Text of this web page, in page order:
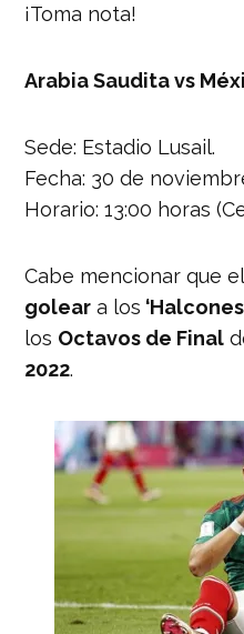
¡Toma nota!
Arabia Saudita vs
Sede: Estadio Lusail.
Fecha: 30 de
Horario: 13:00 horas
Cabe mencionar que el
golear a los
los Octavos de Final
2022.